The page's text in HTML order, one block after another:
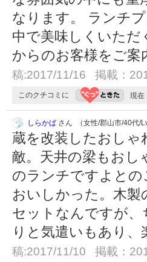
なります。 ランチ
中で美味しくいた
からのお客様をご
稿:2017/11/16 掲載：
このクチコミに 現在
しらかば さん （女性/郡山市/40代/
蔵を改装したおしゃ
敵。天井の梁もお
のランチですよと
おいしかった。木
セットなんですが
りと気遣いもあり
稿:2017/11/10 掲載：